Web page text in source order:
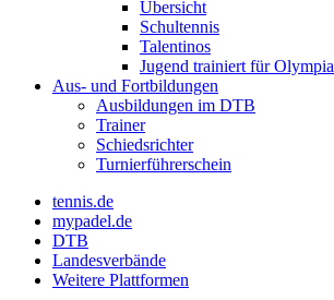
Übersicht
Schultennis
Talentinos
Jugend trainiert für Olympia
Aus- und Fortbildungen
Ausbildungen im DTB
Trainer
Schiedsrichter
Turnierführerschein
tennis.de
mypadel.de
DTB
Landesverbände
Weitere Plattformen